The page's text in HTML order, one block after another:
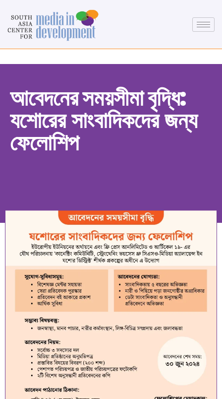
আবেদনের সময়সীমা বৃদ্ধি:
যশোরের সাংবাদিকদের জন্য
ফেলোশিপ
June 13, 2024 6:35 am